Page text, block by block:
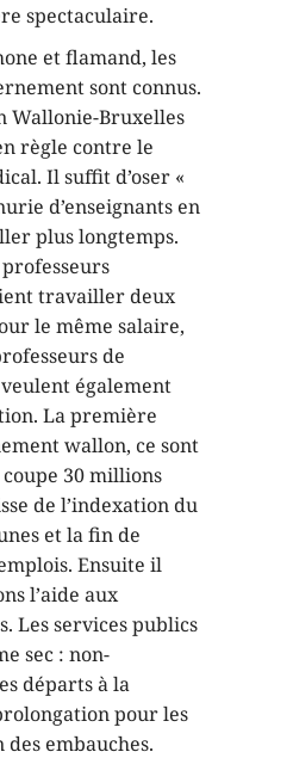
spectaculaire.
et flamand, les
sont connus.
Wallonie-Bruxelles
règle contre le
Il suffit d’oser «
d’enseignants en
plus longtemps.
travailler deux
le même salaire,
de
également
La première
wallon, ce sont
30 millions
de l’indexation du
et la fin de
Ensuite il
l’aide aux
Les services publics
sec : non-
départs à la
pour les
embauches.